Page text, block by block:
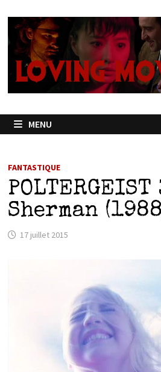
contenu
MENU
FANTASTIQUE
Sherman
17 juillet 2015